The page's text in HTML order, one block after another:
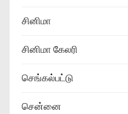
சினிமா
சினிமா கேலரி
செங்கல்பட்டு
சென்னை